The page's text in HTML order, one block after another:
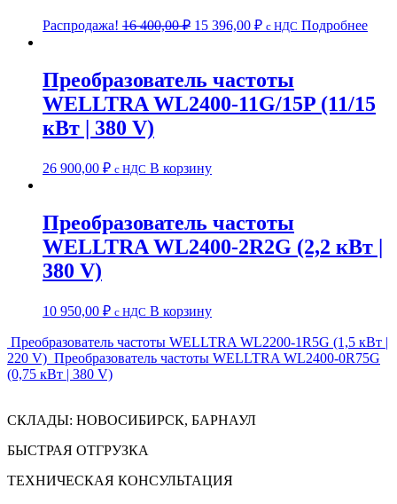
Распродажа! 16 400,00₽ Первоначальная
400,00 ₽.
15 396,00 ₽Текущая
цена:
c НДС Подробнее
Преобразователь частоты
WELLTRA WL2400-11G/15P (11/15
кВт | 380 V)
26 900,00 ₽ c НДС В корзину
Преобразователь частоты
WELLTRA WL2400-2R2G (2,2 кВт |
380 V)
10 950,00 ₽ c НДС В корзину
Преобразователь частоты WELLTRA WL2200-1R5G (1,5 кВт |
220 V) Преобразователь частоты WELLTRA WL2400-0R75G
(0,75 кВт | 380 V)
СКЛАДЫ: НОВОСИБИРСК, БАРНАУЛ
БЫСТРАЯ ОТГРУЗКА
ТЕХНИЧЕСКАЯ КОНСУЛЬТАЦИЯ